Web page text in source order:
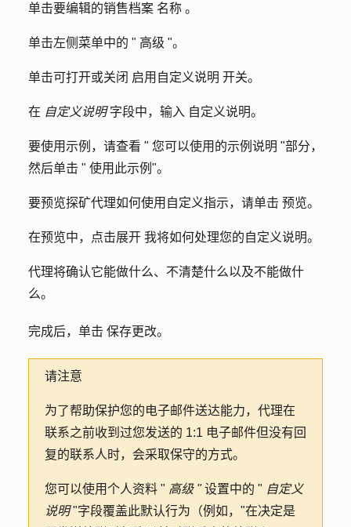
单击要编辑的销售档案 名称 。
单击左侧菜单中的 " 高级 "。
单击可打开或关闭 启用自定义说明 开关。
在 自定义说明字段中，输入 自定义说明。
要使用示例，请查看 " 您可以使用的示例说明 "部分，
然后单击 " 使用此示例 "。
要预览探矿代理如何使用自定义指示，请单击 预览。
在预览中，点击展开 我将如何处理您的自定义说明。
代理将确认它能做什么、不清楚什么以及不能做什
么。
完成后，单击 保存更改。
请注意
为了帮助保护您的电子邮件送达能力，代理在
联系之前收到过您发送的 1:1 电子邮件但没有回
复的联系人时，会采取保守的方式。
您可以使用个人资料 " 高级 "设置中的 " 自定义
说明"字段覆盖此默认行为（例如，"在决定是